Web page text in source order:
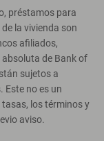
préstamos para
la vivienda son
afiliados,
absoluta de Bank of
sujetos a
Este no es un
los términos y
aviso.